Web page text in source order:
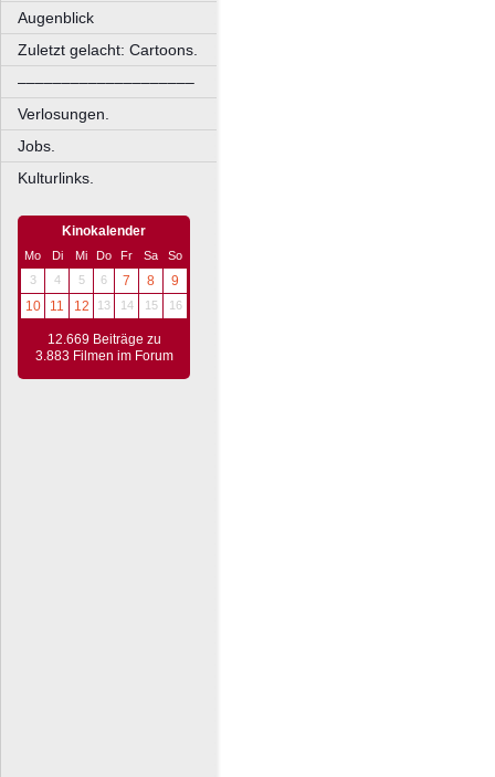
Augenblick
Zuletzt gelacht: Cartoons.
––––––––––––––––––––
Verlosungen.
Jobs.
Kulturlinks.
Kinokalender
Mo Di Mi Do Fr Sa
So
3
4 5 6 7 8
9
10
11 12 13 14 15 16
12.669 Beiträge zu
3.883 Filmen im Forum